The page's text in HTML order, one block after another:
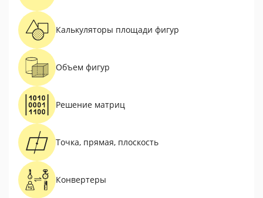
Калькуляторы площади фигур
Объем фигур
Решение матриц
Точка, прямая, плоскость
Конвертеры